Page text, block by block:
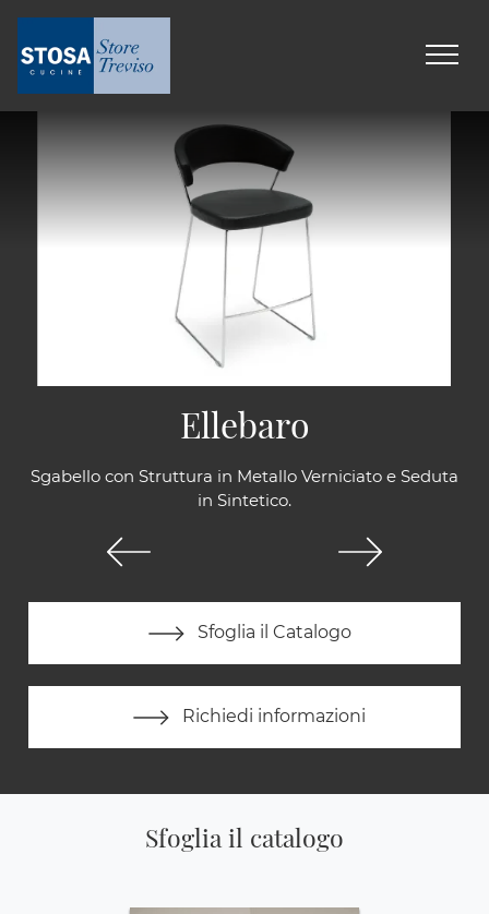
Sgabello con Struttura in Metallo Verniciato e Seduta
in Sintetico.
Sfoglia il Catalogo
Richiedi informazioni
Ellebaro
Sfoglia il catalogo